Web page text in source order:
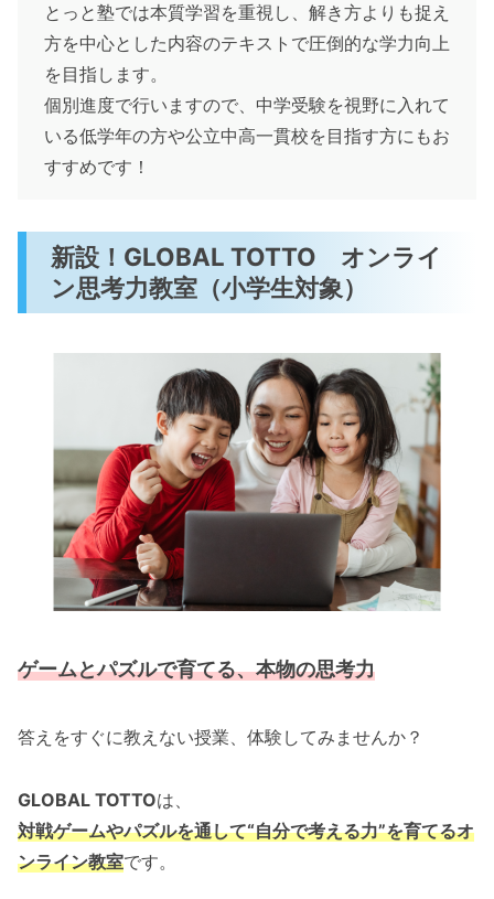
とっと塾では本質学習を重視し、解き方よりも捉え
方を中心とした内容のテキストで圧倒的な学力向上
を目指します。
個別進度で行いますので、中学受験を視野に入れて
いる低学年の方や公立中高一貫校を目指す方にもお
すすめです！
新設！GLOBAL TOTTO オンライ
ン思考力教室（小学生対象）
ゲームとパズルで育てる、本物の思考力
答えをすぐに教えない授業、体験してみませんか？
GLOBAL TOTTOは、
対戦ゲームやパズルを通して“自分で考える力”を育てるオ
ンライン教室です。